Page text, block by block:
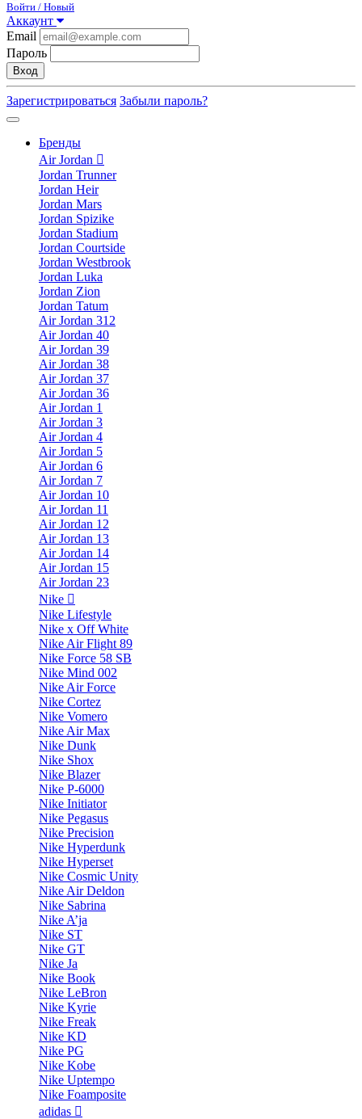
Войти / Новый
Аккаунт
Email
Пароль
Вход
Зарегистрироваться Забыли пароль?
Бренды
Air Jordan
Jordan Trunner
Jordan Heir
Jordan Mars
Jordan Spizike
Jordan Stadium
Jordan Courtside
Jordan Westbrook
Jordan Luka
Jordan Zion
Jordan Tatum
Air Jordan 312
Air Jordan 40
Air Jordan 39
Air Jordan 38
Air Jordan 37
Air Jordan 36
Air Jordan 1
Air Jordan 3
Air Jordan 4
Air Jordan 5
Air Jordan 6
Air Jordan 7
Air Jordan 10
Air Jordan 11
Air Jordan 12
Air Jordan 13
Air Jordan 14
Air Jordan 15
Air Jordan 23
Nike
Nike Lifestyle
Nike x Off White
Nike Air Flight 89
Nike Force 58 SB
Nike Mind 002
Nike Air Force
Nike Cortez
Nike Vomero
Nike Air Max
Nike Dunk
Nike Shox
Nike Blazer
Nike P-6000
Nike Initiator
Nike Pegasus
Nike Precision
Nike Hyperdunk
Nike Hyperset
Nike Cosmic Unity
Nike Air Deldon
Nike Sabrina
Nike A’ja
Nike ST
Nike GT
Nike Ja
Nike Book
Nike LeBron
Nike Kyrie
Nike Freak
Nike KD
Nike PG
Nike Kobe
Nike Uptempo
Nike Foamposite
adidas